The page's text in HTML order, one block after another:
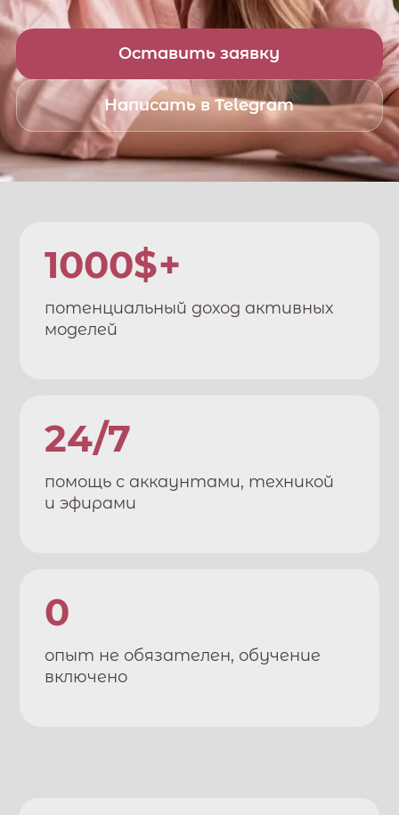
Оставить заявку
Написать в Telegram
1000$+
потенциальный доход активных
моделей
24/7
помощь с аккаунтами, техникой
и эфирами
0
опыт не обязателен, обучение
включено